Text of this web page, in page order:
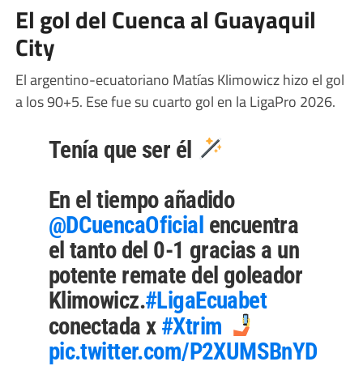
El gol del Cuenca al Guayaquil
City
El argentino-ecuatoriano Matías Klimowicz hizo el gol
a los 90+5. Ese fue su cuarto gol en la LigaPro 2026.
Tenía que ser él
En el tiempo añadido
@DCuencaOficial encuentra
el tanto del 0-1 gracias a un
potente remate del goleador
Klimowicz.#LigaEcuabet
conectada x #Xtrim
pic.twitter.com/P2XUMSBnYD